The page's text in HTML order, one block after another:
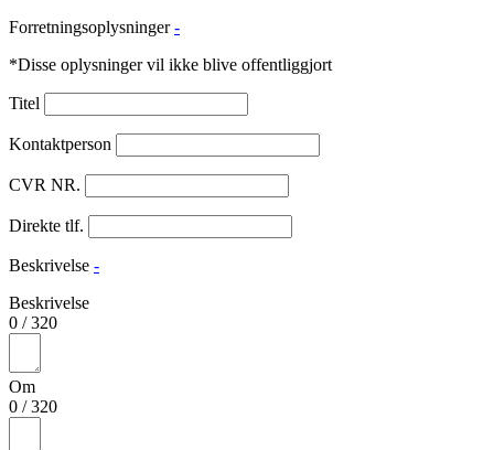
Forretningsoplysninger -
*Disse oplysninger vil ikke blive offentliggjort
Titel
Kontaktperson
CVR NR.
Direkte tlf.
Beskrivelse -
Beskrivelse
0 /320
Om
0 /320